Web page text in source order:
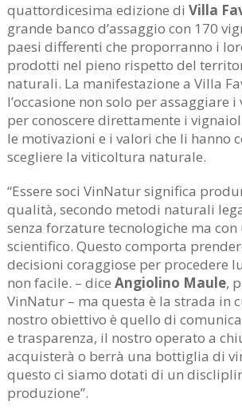
quattordicesima edizione di Villa
grande banco d’assaggio con 170
paesi differenti che proporranno i
prodotti nel pieno rispetto del
naturali. La manifestazione a Villa
l’occasione non solo per assaggiare i
per conoscere direttamente i
le motivazioni e i valori che li hanno
scegliere la viticoltura naturale.
“Essere soci VinNatur significa
qualità, secondo metodi naturali
senza forzature tecnologiche ma
scientifico. Questo comporta
decisioni coraggiose per procedere
non facile. – dice Angiolino Maule,
VinNatur – ma questa è la strada in
nostro obiettivo è quello di
e trasparenza, il nostro operato a
acquisterà o berrà una bottiglia di
questo ci siamo dotati di un
produzione”.